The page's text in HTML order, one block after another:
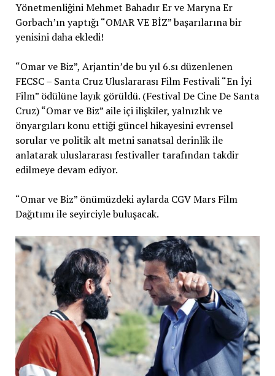
Yönetmenliğini Mehmet Bahadır Er ve Maryna Er
Gorbach’ın yaptığı “OMAR VE BİZ” başarılarına bir
yenisini daha ekledi!
“Omar ve Biz”, Arjantin’de bu yıl 6.sı düzenlenen
FECSC – Santa Cruz Uluslararası Film Festivali “En İyi
Film” ödülüne layık görüldü. (Festival De Cine De Santa
Cruz) “Omar ve Biz” aile içi ilişkiler, yalnızlık ve
önyargıları konu ettiği güncel hikayesini evrensel
sorular ve politik alt metni sanatsal derinlik ile
anlatarak uluslararası festivaller tarafından takdir
edilmeye devam ediyor.
“Omar ve Biz” önümüzdeki aylarda CGV Mars Film
Dağıtımı ile seyirciyle buluşacak.